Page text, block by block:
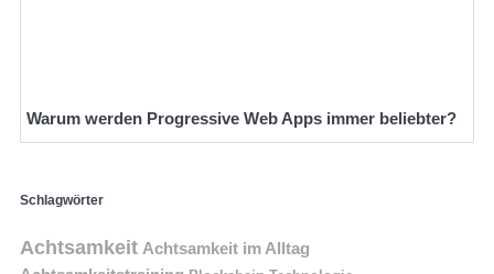
Warum werden Progressive Web Apps immer beliebter?
Schlagwörter
Achtsamkeit Achtsamkeit im Alltag